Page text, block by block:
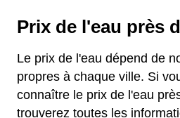
Prix de l'eau près
Le prix de l'eau dépend de
propres à chaque ville. Si
connaître le prix de l'eau
trouverez toutes les